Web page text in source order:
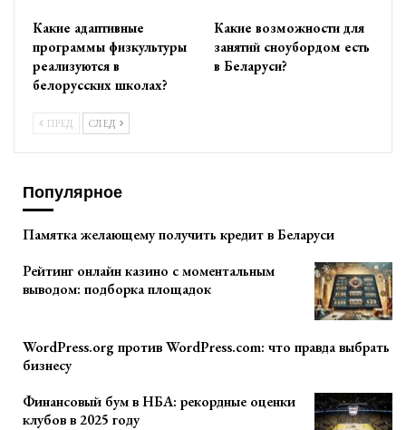
Какие адаптивные
программы физкультуры
реализуются в
белорусских школах?
Какие возможности для
занятий сноубордом есть
в Беларуси?
ПРЕД СЛЕД
Популярное
Памятка желающему получить кредит в Беларуси
Рейтинг онлайн казино с моментальным
выводом: подборка площадок
WordPress.org против WordPress.com: что правда выбрать
бизнесу
Финансовый бум в НБА: рекордные оценки
клубов в 2025 году